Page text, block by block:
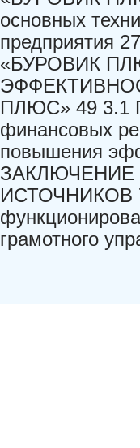
основных
предприятия
«БУРОВИК
ПЛЮС» 49 3.1
финансовых
повышения
ИСТОЧНИКОВ
грамотного